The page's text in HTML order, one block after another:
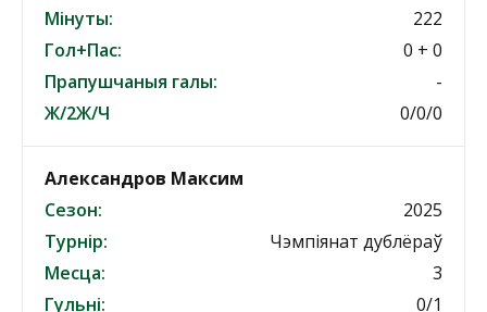
Мінуты:
222
Гол+Пас:
0 + 0
Прапушчаныя галы:
-
Ж/2Ж/Ч
0/0/0
Александров Максим
Сезон:
2025
Турнір:
Чэмпіянат дублёраў
Месца:
3
Гульні:
0/1